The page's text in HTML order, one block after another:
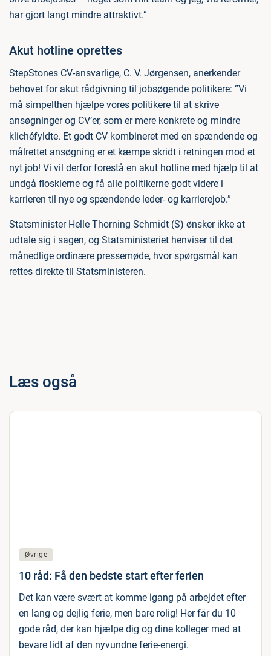
har gjort langt mindre attraktivt.”
Akut hotline oprettes
StepStones CV-ansvarlige, C. V. Jørgensen, anerkender
behovet for akut rådgivning til jobsøgende politikere: ”Vi
må simpelthen hjælpe vores politikere til at skrive
ansøgninger og CV’er, som er mere konkrete og mindre
klichéfyldte. Et godt CV kombineret med en spændende og
målrettet ansøgning er et kæmpe skridt i retningen mod et
nyt job! Vi vil derfor forestå en akut hotline med hjælp til at
undgå flosklerne og få alle politikerne godt videre i
karrieren til nye og spændende leder- og karrierejob.”
Statsminister Helle Thorning Schmidt (S) ønsker ikke at
udtale sig i sagen, og Statsministeriet henviser til det
månedlige ordinære pressemøde, hvor spørgsmål kan
rettes direkte til Statsministeren.
Læs også
Øvrige
10 råd: Få den bedste start efter ferien
Det kan være svært at komme igang på arbejdet efter
en lang og dejlig ferie, men bare rolig! Her får du 10
gode råd, der kan hjælpe dig og dine kolleger med at
bevare lidt af den nyvundne ferie-energi.